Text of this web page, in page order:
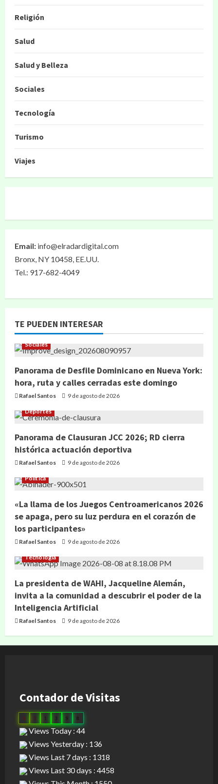
Religión
Salud
Salud y Belleza
Sociales
Tecnología
Turismo
Viajes
Email: info@elradardigital.com
Bronx, NY 10458, EE.UU.
Tel.: 917-682-4049
TE PUEDEN INTERESAR
Sociales
Panorama de Desfile Dominicano en Nueva York:
hora, ruta y calles cerradas este domingo
Rafael Santos 9 de agosto de 2026
Deportes
Panorama de Clausuran JCC 2026; RD cierra
histórica actuación deportiva
Rafael Santos 9 de agosto de 2026
Política
«La llama de los Juegos Centroamericanos 2026
se apaga, pero su luz perdura en el corazón de
los participantes»
Rafael Santos 9 de agosto de 2026
Tecnología
La presidenta de WAHI, Jacqueline Alemán,
invita a la comunidad a descubrir el poder de la
Inteligencia Artificial
Rafael Santos 9 de agosto de 2026
Contador de Visitas
0 3 1 9 8
Views Today : 44
Views Yesterday : 136
Views Last 7 days : 1318
Views Last 30 days : 4458